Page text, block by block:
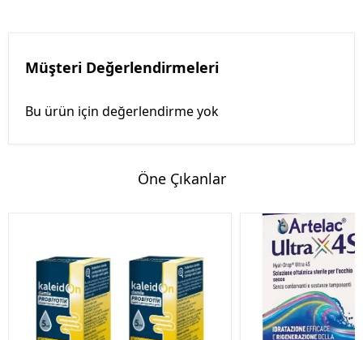
Müşteri Değerlendirmeleri
Bu ürün için değerlendirme yok
Öne Çıkanlar